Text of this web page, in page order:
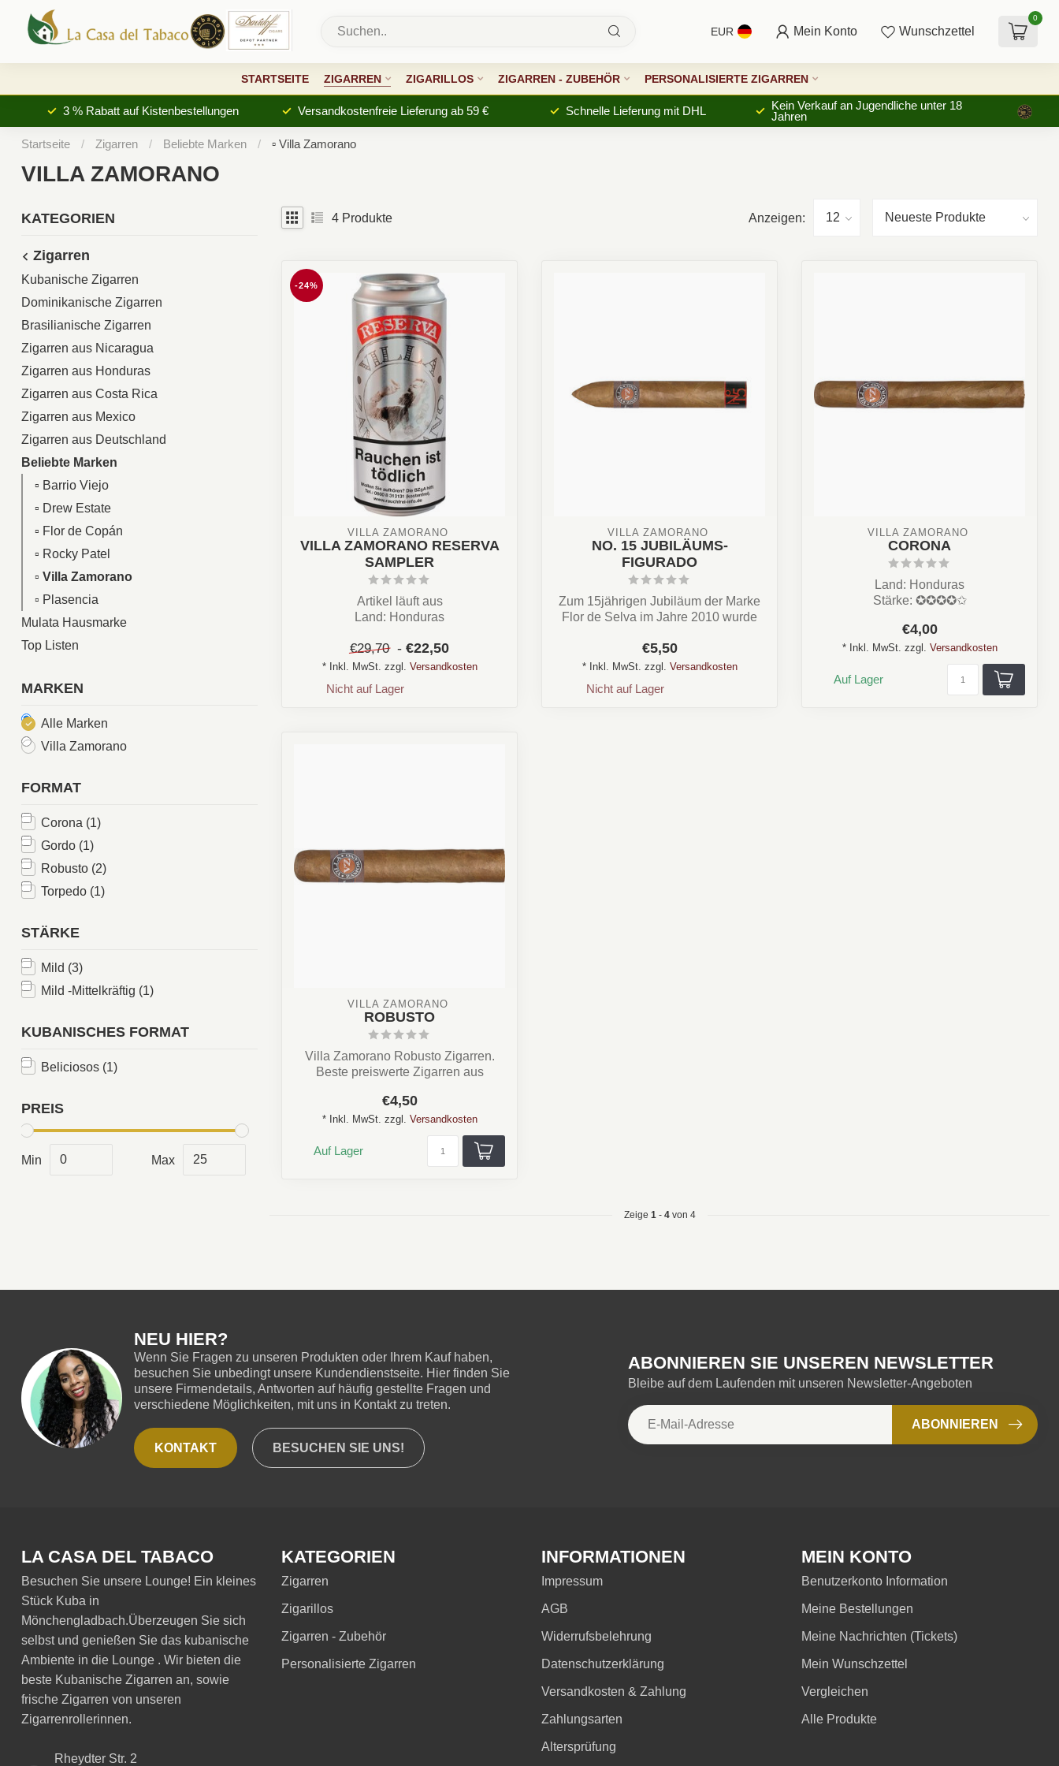
EUR Mein Konto Wunschzettel
0
STARTSEITE ZIGARREN ZIGARILLOS ZIGARREN - ZUBEHÖR PERSONALISIERTE ZIGARREN
3 % Rabatt auf Kistenbestellungen Versandkostenfreie Lieferung ab 59 € Schnelle Lieferung mit DHL
Kein Verkauf an Jugendliche unter 18
Jahren
Startseite / Zigarren / Beliebte Marken / ▫︎ Villa Zamorano
VILLA ZAMORANO
KATEGORIEN
Zigarren
Kubanische Zigarren
Dominikanische Zigarren
Brasilianische Zigarren
Zigarren aus Nicaragua
Zigarren aus Honduras
Zigarren aus Costa Rica
Zigarren aus Mexico
Zigarren aus Deutschland
Beliebte Marken
▫︎ Barrio Viejo
▫︎ Drew Estate
▫︎ Flor de Copán
▫︎ Rocky Patel
▫︎ Villa Zamorano
▫︎ Plasencia
Mulata Hausmarke
Top Listen
MARKEN
Alle Marken
Villa Zamorano
FORMAT
Corona (1)
Gordo (1)
Robusto (2)
Torpedo (1)
STÄRKE
Mild (3)
Mild -Mittelkräftig (1)
KUBANISCHES FORMAT
Beliciosos (1)
PREIS
Min Max
4 Produkte Anzeigen:
-24%
VILLA ZAMORANO
VILLA ZAMORANO RESERVA
SAMPLER
Artikel läuft aus
Land: Honduras
Aroma: Kaffee, Erde, Pfeffer, ...
€29,70 - €22,50
* Inkl. MwSt. zzgl. Versandkosten
Nicht auf Lager
VILLA ZAMORANO
NO. 15 JUBILÄUMS-
FIGURADO
Zum 15jährigen Jubiläum der Marke
Flor de Selva im Jahre 2010 wurde
€5,50
* Inkl. MwSt. zzgl. Versandkosten
Nicht auf Lager
VILLA ZAMORANO
CORONA
Land: Honduras
Stärke: ✪✪✪✪✩
Erde, Süß
Format...
€4,00
* Inkl. MwSt. zzgl. Versandkosten
Auf Lager
VILLA ZAMORANO
ROBUSTO
Villa Zamorano Robusto Zigarren.
Beste preiswerte Zigarren aus
Land:...
€4,50
* Inkl. MwSt. zzgl. Versandkosten
Auf Lager
Zeige 1 - 4von 4
NEU HIER?
Wenn Sie Fragen zu unseren Produkten oder Ihrem Kauf haben,
besuchen Sie unbedingt unsere Kundendienstseite. Hier finden Sie
unsere Firmendetails, Antworten auf häufig gestellte Fragen und
verschiedene Möglichkeiten, mit uns in Kontakt zu treten.
KONTAKT BESUCHEN SIE UNS!
ABONNIEREN SIE UNSEREN NEWSLETTER
Bleibe auf dem Laufenden mit unseren Newsletter-Angeboten
ABONNIEREN
LA CASA DEL TABACO
Besuchen Sie unsere Lounge! Ein kleines
Stück Kuba in
Mönchengladbach.Überzeugen Sie sich
selbst und genießen Sie das kubanische
Ambiente in die Lounge . Wir bieten die
beste Kubanische Zigarren an, sowie
frische Zigarren von unseren
Zigarrenrollerinnen.
Rheydter Str. 2
KATEGORIEN
Zigarren
Zigarillos
Zigarren - Zubehör
Personalisierte Zigarren
INFORMATIONEN
Impressum
AGB
Widerrufsbelehrung
Datenschutzerklärung
Versandkosten & Zahlung
Zahlungsarten
Altersprüfung
MEIN KONTO
Benutzerkonto Information
Meine Bestellungen
Meine Nachrichten (Tickets)
Mein Wunschzettel
Vergleichen
Alle Produkte